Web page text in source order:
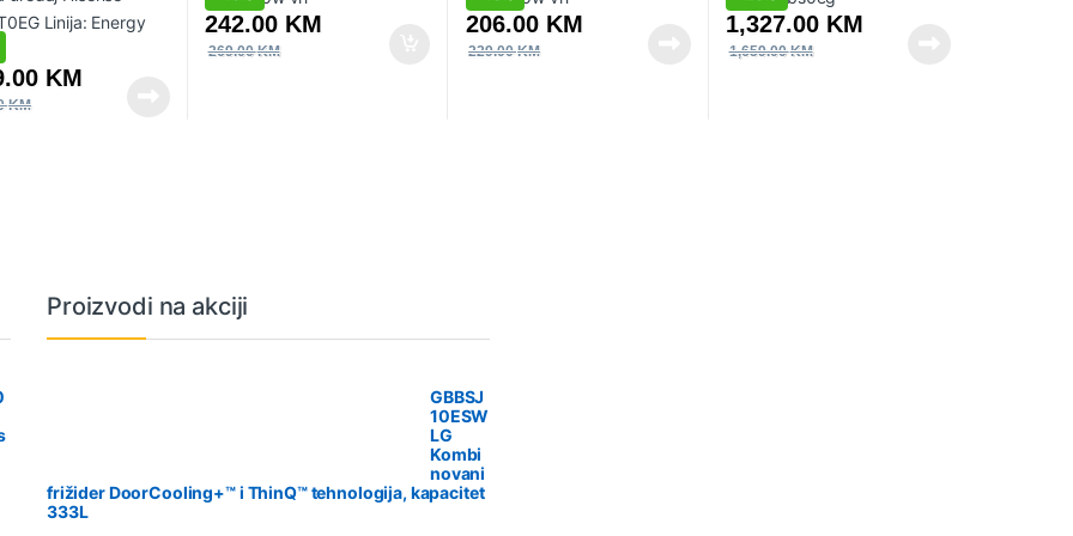
KM
KM
242.00 KM
269.00KM
206.00 KM
229.00KM
1,327.00 KM
1,659.00KM
Proizvodi na akciji
GBBSJ
10ESW
LG
Kombi
novani
frižider DoorCooling+™ i ThinQ™ tehnologija, kapacitet
333L